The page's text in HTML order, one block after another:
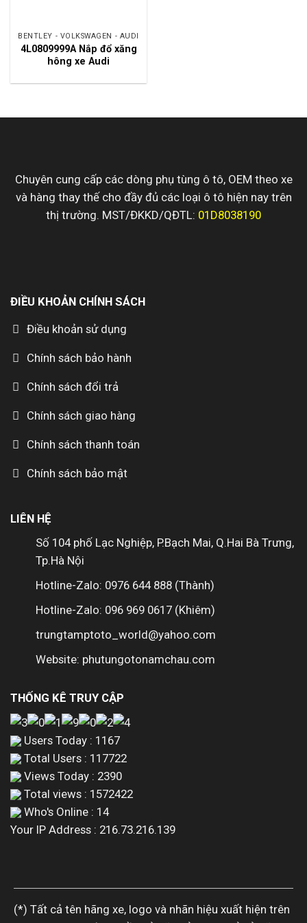
BENTLEY - VOLKSWAGEN - AUDI
4L0809999A Nắp đổ xăng
hông xe Audi
Chuyên cung cấp các dòng phụ tùng ô tô, OEM theo xe
và hàng thay thế cho đầy đủ các loại ô tô hiện nay trên
thị trường. MST/ĐKKD/QĐTL: 01D8038190
ĐIỀU KHOẢN CHÍNH SÁCH
Điều khoản sử dụng
Chính sách bảo hành
Chính sách đổi trả
Chính sách giao hàng
Chính sách thanh toán
Chính sách bảo mật
LIÊN HỆ
Số 104 phố Lạc Nghiệp, P.Bạch Mai, Q.Hai Bà Trưng,
Tp.Hà Nội
Hotline-Zalo: 0976 644 888 (Thành)
Hotline-Zalo: 096 969 0617 (Khiêm)
trungtamptoto_world@yahoo.com
Website: phutungotonamchau.com
THỐNG KÊ TRUY CẬP
Users Today : 1167
Total Users : 117722
Views Today : 2390
Total views : 1572422
Who's Online : 14
Your IP Address : 216.73.216.139
(*) Tất cả tên hãng xe, logo và nhãn hiệu xuất hiện trên